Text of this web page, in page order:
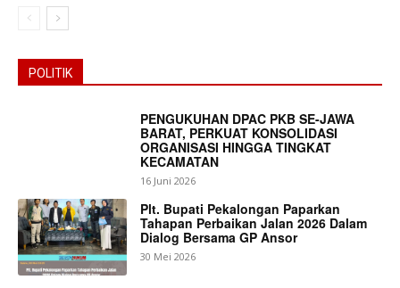
POLITIK
PENGUKUHAN DPAC PKB SE-JAWA
BARAT, PERKUAT KONSOLIDASI
ORGANISASI HINGGA TINGKAT
KECAMATAN
16 Juni 2026
Plt. Bupati Pekalongan Paparkan
Tahapan Perbaikan Jalan 2026 Dalam
Dialog Bersama GP Ansor
30 Mei 2026